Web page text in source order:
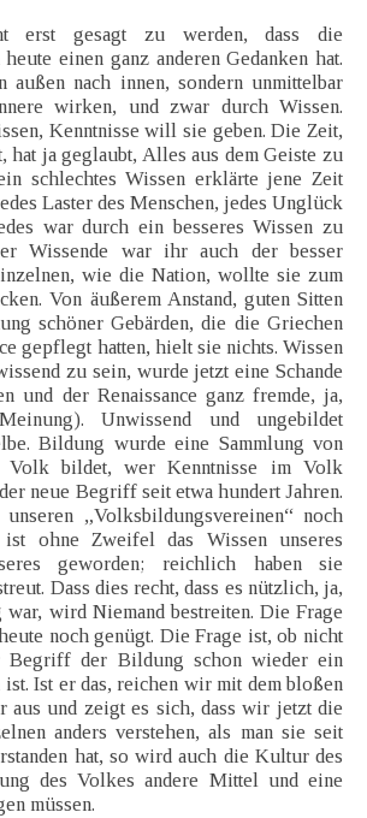
erst gesagt zu werden, dass die
einen ganz anderen Gedanken hat.
nach innen, sondern unmittelbar
wirken, und zwar durch Wissen.
Kenntnisse will sie geben. Die Zeit,
hat ja geglaubt, Alles aus dem Geiste zu
schlechtes Wissen erklärte jene Zeit
Laster des Menschen, jedes Unglück
war durch ein besseres Wissen zu
Wissende war ihr auch der besser
wie die Nation, wollte sie zum
Von äußerem Anstand, guten Sitten
schöner Gebärden, die die Griechen
gepflegt hatten, hielt sie nichts. Wissen
zu sein, wurde jetzt eine Schande
und der Renaissance ganz fremde, ja,
Unwissend und ungebildet
Bildung wurde eine Sammlung von
Volk bildet, wer Kenntnisse im Volk
neue Begriff seit etwa hundert Jahren.
„Volksbildungsvereinen“ noch
ohne Zweifel das Wissen unseres
geworden; reichlich haben sie
Dass dies recht, dass es nützlich, ja,
war, wird Niemand bestreiten. Die Frage
noch genügt. Die Frage ist, ob nicht
Begriff der Bildung schon wieder ein
Ist er das, reichen wir mit dem bloßen
aus und zeigt es sich, dass wir jetzt die
anders verstehen, als man sie seit
hat, so wird auch die Kultur des
des Volkes andere Mittel und eine
müssen.